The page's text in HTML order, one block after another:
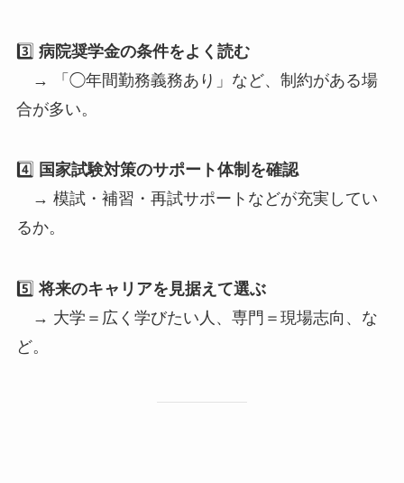
3️⃣ 病院奨学金の条件をよく読む
→ 「◯年間勤務義務あり」など、制約がある場
合が多い。
4️⃣ 国家試験対策のサポート体制を確認
→ 模試・補習・再試サポートなどが充実してい
るか。
5️⃣ 将来のキャリアを見据えて選ぶ
→ 大学＝広く学びたい人、専門＝現場志向、な
ど。